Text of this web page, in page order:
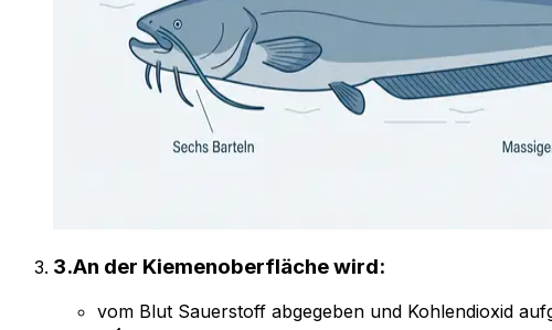
3.An der Kiemenoberfläche wird:
vom Blut Sauerstoff abgegeben und Kohlendioxid